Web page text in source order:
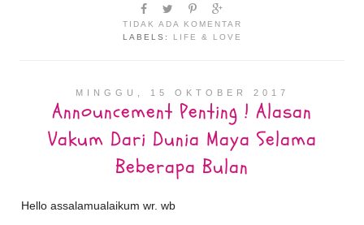
TIDAK ADA KOMENTAR
LABELS:
LIFE & LOVE
MINGGU, 15 OKTOBER 2017
Announcement Penting ! Alasan
Vakum Dari Dunia Maya Selama
Beberapa Bulan
Hello assalamualaikum wr. wb